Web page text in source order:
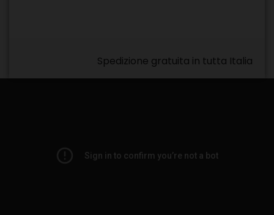
Spedizione gratuita in tutta Italia